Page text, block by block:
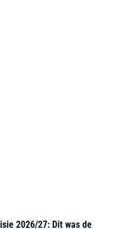
2026/27: Dit was de